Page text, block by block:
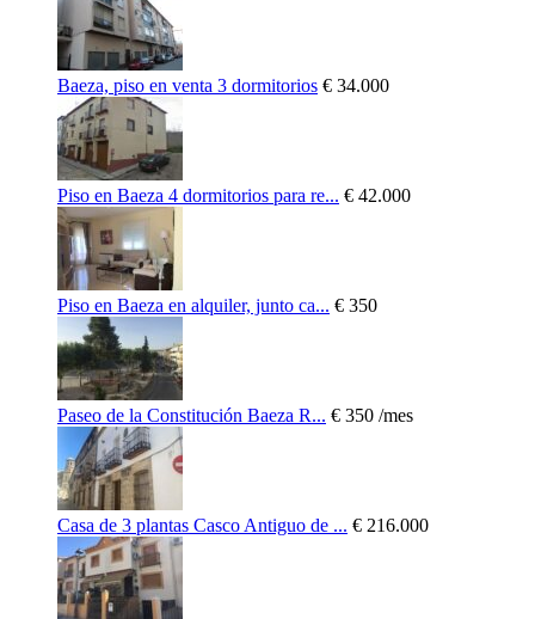
Baeza, piso en venta 3 dormitorios € 34.000
Piso en Baeza 4 dormitorios para re... € 42.000
Piso en Baeza en alquiler, junto ca... € 350
Paseo de la Constitución Baeza R... € 350 /mes
Casa de 3 plantas Casco Antiguo de ... € 216.000